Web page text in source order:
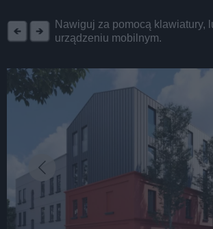
Nawiguj za pomocą klawiatury,
urządzeniu mobilnym.